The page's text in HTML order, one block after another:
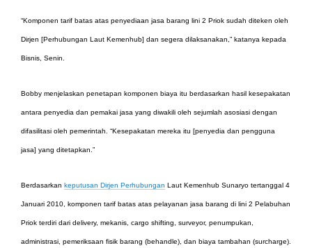
“Komponen tarif batas atas penyediaan jasa barang lini 2 Priok sudah diteken oleh
Dirjen [Perhubungan Laut Kemenhub] dan segera dilaksanakan,” katanya kepada
Bisnis, Senin.
Bobby menjelaskan penetapan komponen biaya itu berdasarkan hasil kesepakatan
antara penyedia dan pemakai jasa yang diwakili oleh sejumlah asosiasi dengan
difasilitasi oleh pemerintah. “Kesepakatan mereka itu [penyedia dan pengguna
jasa] yang ditetapkan.”
Berdasarkan keputusan Dirjen Perhubungan Laut Kemenhub Sunaryo tertanggal 4
Januari 2010, komponen tarif batas atas pelayanan jasa barang di lini 2 Pelabuhan
Priok terdiri dari delivery, mekanis, cargo shifting, surveyor, penumpukan,
administrasi, pemeriksaan fisik barang (behandle), dan biaya tambahan (surcharge).